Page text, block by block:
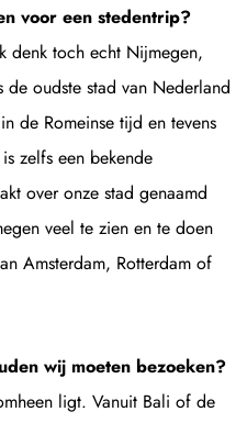
voor een stedentrip?
denk toch echt Nijmegen,
oudste stad van Nederland
de Romeinse tijd en tevens
zelfs een bekende
over onze stad genaamd
veel te zien en te doen
Amsterdam, Rotterdam of
wij moeten bezoeken?
ligt. Vanuit Bali of de